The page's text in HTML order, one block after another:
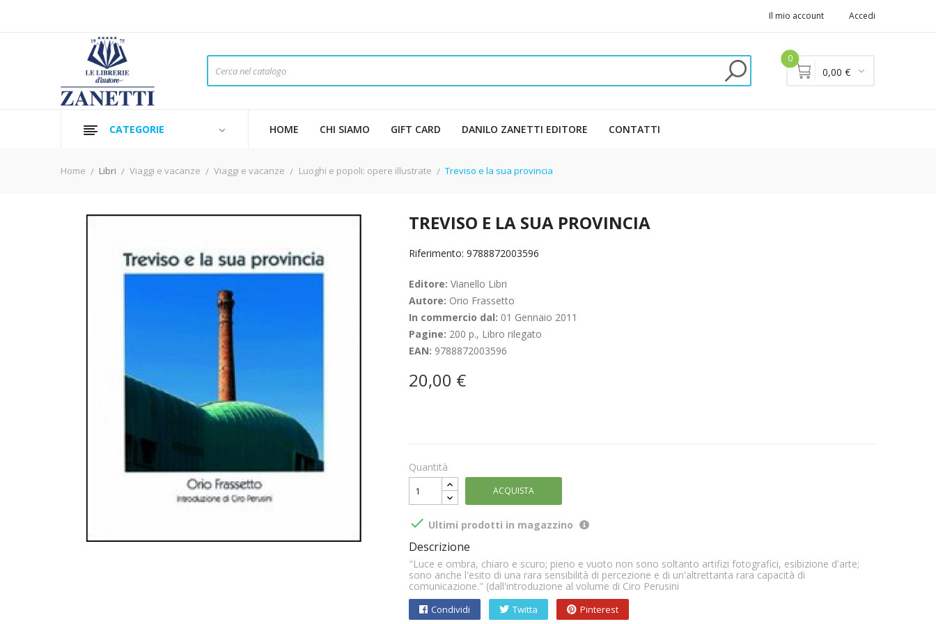
Il mio account Accedi
0
0,00 €
CATEGORIE HOME CHI SIAMO GIFT CARD DANILO ZANETTI EDITORE CONTATTI
Home Libri Viaggi e vacanze Viaggi e vacanze Luoghi e popoli: opere illustrate Treviso e la sua provincia
TREVISO E LA SUA PROVINCIA
Riferimento: 9788872003596
Editore: Vianello Libri
Autore: Orio Frassetto
In commercio dal: 01 Gennaio 2011
Pagine: 200 p., Libro rilegato
EAN: 9788872003596
20,00 €
Quantità
ACQUISTA
 Ultimi prodotti in magazzino
Descrizione
"Luce e ombra, chiaro e scuro; pieno e vuoto non sono soltanto artifizi fotografici, esibizione d'arte;
sono anche l'esito di una rara sensibilità di percezione e di un'altrettanta rara capacità di
comunicazione." (dall'introduzione al volume di Ciro Perusini
Condividi Twitta Pinterest